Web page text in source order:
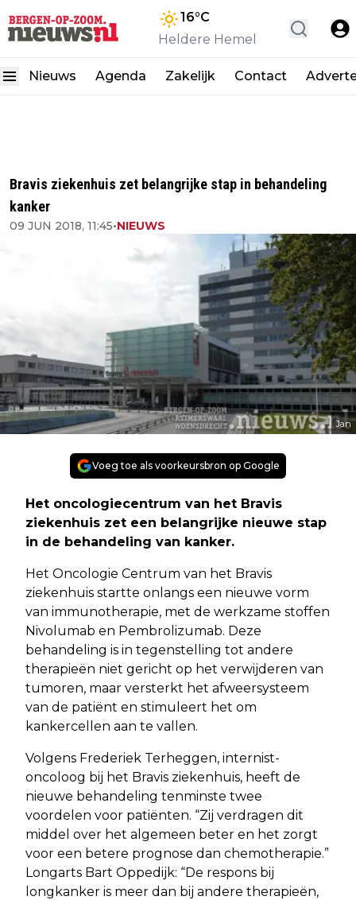
16°C
Heldere Hemel
Nieuws Agenda Zakelijk Contact
Bravis ziekenhuis zet belangrijke stap in behandeling
kanker
09 JUN 2018, 11:45•NIEUWS
Jan
Voeg toe als voorkeursbron op Google
Het oncologiecentrum van het Bravis
ziekenhuis zet een belangrijke nieuwe stap
in de behandeling van kanker.
Het Oncologie Centrum van het Bravis
ziekenhuis startte onlangs een nieuwe vorm
van immunotherapie, met de werkzame stoffen
Nivolumab en Pembrolizumab. Deze
behandeling is in tegenstelling tot andere
therapieën niet gericht op het verwijderen van
tumoren, maar versterkt het afweersysteem
van de patiënt en stimuleert het om
kankercellen aan te vallen.
Volgens Frederiek Terheggen, internist-
oncoloog bij het Bravis ziekenhuis, heeft de
nieuwe behandeling tenminste twee
voordelen voor patiënten. “Zij verdragen dit
middel over het algemeen beter en het zorgt
voor een betere prognose dan chemotherapie.”
Longarts Bart Oppedijk: “De respons bij
longkanker is meer dan bij andere therapieën,